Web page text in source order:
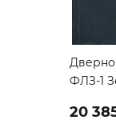
ФЛЗ-1
20